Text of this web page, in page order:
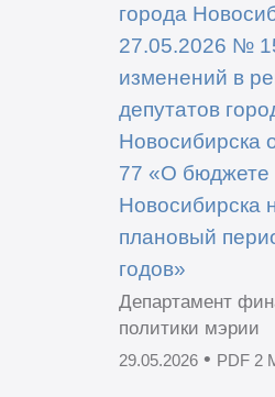
города
27.05.2026 №
изменений в
депутатов
Новосибирска
77 «О бюджете
Новосибирска
плановый
годов»
Департамент
политики мэрии
29.05.2026• PDF 2